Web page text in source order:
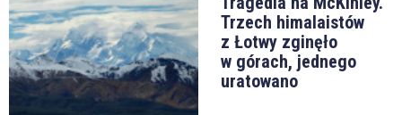
Trzech himalaistów
z Łotwy zginęło
w górach, jednego
uratowano